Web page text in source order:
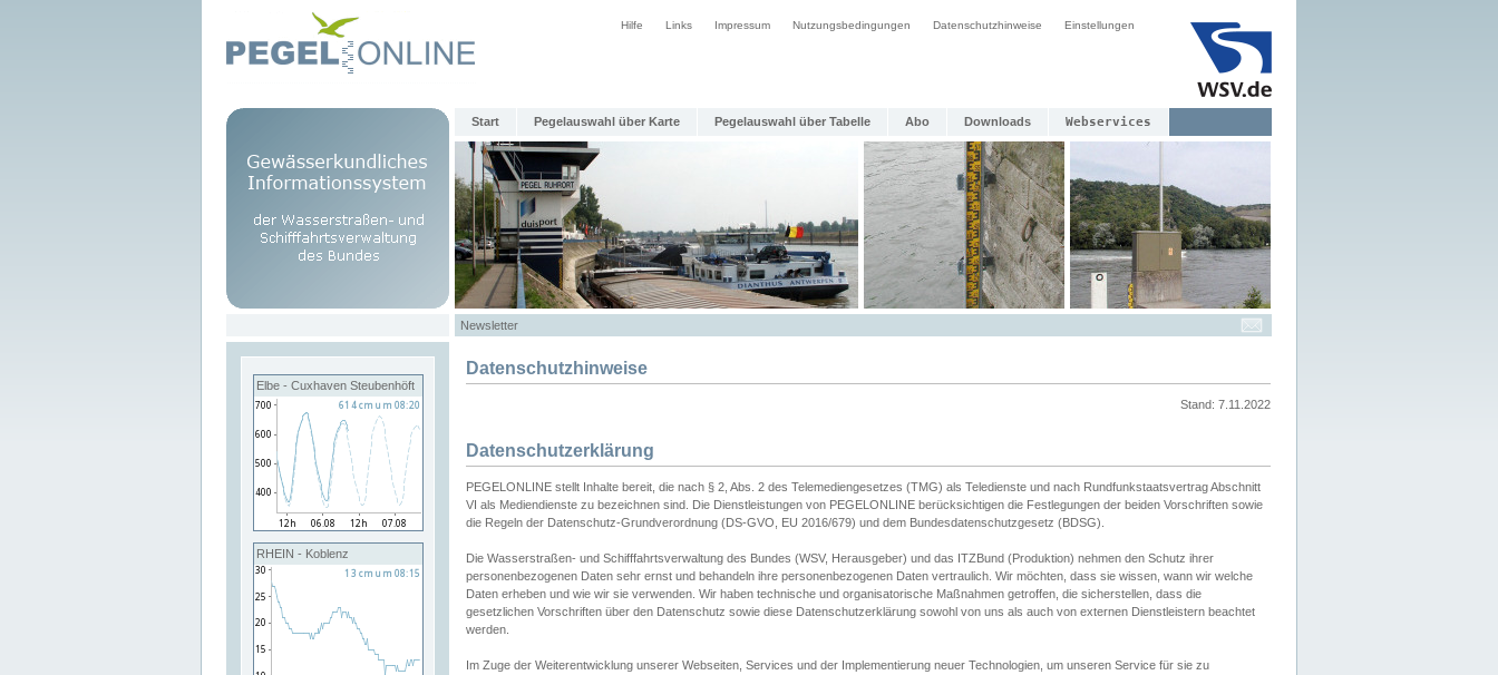
Hilfe Links Impressum Nutzungsbedingungen Datenschutzhinweise Einstellungen
Start Pegelauswahl über Karte Pegelauswahl über Tabelle Abo Downloads Webservices
Newsletter
Elbe - Cuxhaven Steubenhöft
RHEIN - Koblenz
Datenschutzhinweise
Stand: 7.11.2022
Datenschutzerklärung
PEGELONLINE stellt Inhalte bereit, die nach § 2, Abs. 2 des Telemediengesetzes (TMG) als Teledienste und nach Rundfunkstaatsvertrag Abschnitt
VI als Mediendienste zu bezeichnen sind. Die Dienstleistungen von PEGELONLINE berücksichtigen die Festlegungen der beiden Vorschriften sowie
die Regeln der Datenschutz-Grundverordnung (DS-GVO, EU 2016/679) und dem Bundesdatenschutzgesetz (BDSG).
Die Wasserstraßen- und Schifffahrtsverwaltung des Bundes (WSV, Herausgeber) und das ITZBund (Produktion) nehmen den Schutz ihrer
personenbezogenen Daten sehr ernst und behandeln ihre personenbezogenen Daten vertraulich. Wir möchten, dass sie wissen, wann wir welche
Daten erheben und wie wir sie verwenden. Wir haben technische und organisatorische Maßnahmen getroffen, die sicherstellen, dass die
gesetzlichen Vorschriften über den Datenschutz sowie diese Datenschutzerklärung sowohl von uns als auch von externen Dienstleistern beachtet
werden.
Im Zuge der Weiterentwicklung unserer Webseiten, Services und der Implementierung neuer Technologien, um unseren Service für sie zu